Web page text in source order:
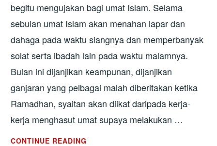
begitu mengujakan bagi umat Islam. Selama
sebulan umat Islam akan menahan lapar dan
dahaga pada waktu siangnya dan memperbanyak
solat serta ibadah lain pada waktu malamnya.
Bulan ini dijanjikan keampunan, dijanjikan
ganjaran yang pelbagai malah diberitakan ketika
Ramadhan, syaitan akan diikat daripada kerja-
kerja menghasut umat supaya melakukan …
CONTINUE READING